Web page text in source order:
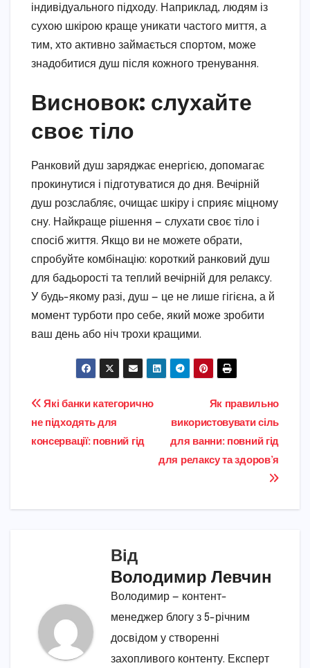
індивідуального підходу. Наприклад, людям із
сухою шкірою краще уникати частого миття, а
тим, хто активно займається спортом, може
знадобитися душ після кожного тренування.
Висновок: слухайте
своє тіло
Ранковий душ заряджає енергією, допомагає
прокинутися і підготуватися до дня. Вечірній
душ розслабляє, очищає шкіру і сприяє міцному
сну. Найкраще рішення — слухати своє тіло і
спосіб життя. Якщо ви не можете обрати,
спробуйте комбінацію: короткий ранковий душ
для бадьорості та теплий вечірній для релаксу.
У будь-якому разі, душ — це не лише гігієна, а й
момент турботи про себе, який може зробити
ваш день або ніч трохи кращими.
Навігація
записів
Як правильно
використовувати сіль
для ванни: повний гід
для релаксу та здоров’я
Які банки категорично
не підходять для
консервації: повний гід
Від
Володимир Левчин
Володимир — контент-
менеджер блогу з 5-річним
досвідом у створенні
захопливого контенту. Експерт